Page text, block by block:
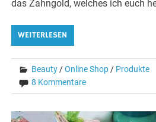
das Zahngold, welches ich euch
WEITERLESEN
Beauty /Online Shop / Produkte
8 Kommentare